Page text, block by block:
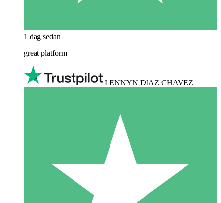
1 dag sedan
great platform
LENNYN DIAZ CHAVEZ